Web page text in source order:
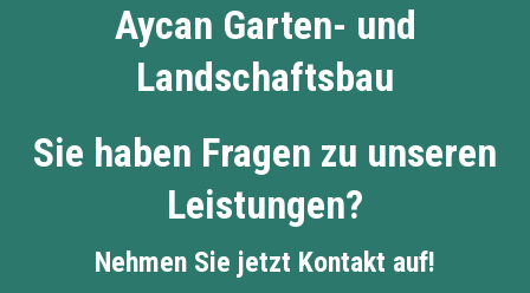
Aycan Garten- und
Landschaftsbau
Sie haben Fragen zu unseren
Leistungen?
Nehmen Sie jetzt Kontakt auf!